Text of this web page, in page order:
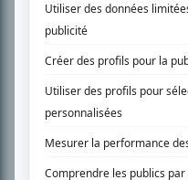
SUR LE RÉSEAU BIZZ MÉDIA
PLAN DU SITE
Accueil